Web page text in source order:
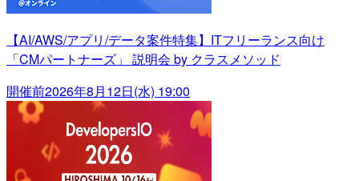
【AI/AWS/アプリ/データ案件特集】ITフリーランス向け
「CMパートナーズ」 説明会 by クラスメソッド
開催前2026年8月12日(水) 19:00